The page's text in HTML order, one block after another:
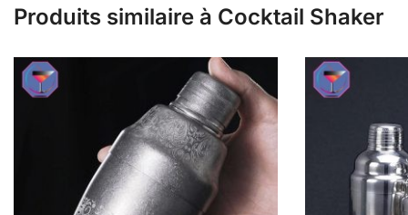
Produits similaire à Cocktail Shaker